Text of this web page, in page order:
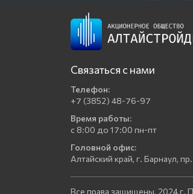
Связаться с нами
Телефон:
+7 (3852) 48-76-97
Время работы:
с 8:00 до 17:00 пн-пт
Головной офис:
Алтайский край, г. Барнаул,
Все права защищены, 2024 г.